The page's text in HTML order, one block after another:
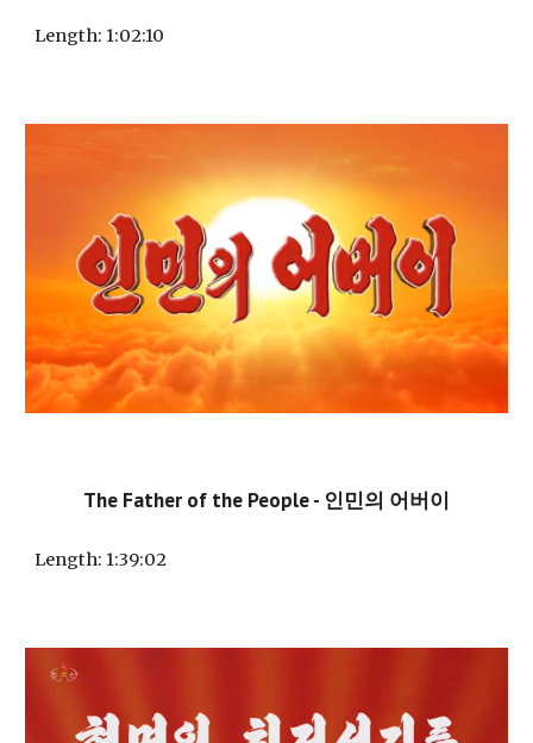
Length: 1:02:10
The Father of the People - 인민의 어버이
Length: 1:39:02